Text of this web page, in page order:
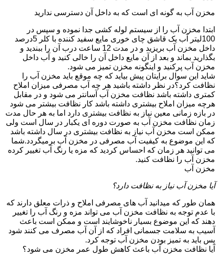
مخزن آب به گونه ای است که به داخل آن دسترسی ندارید
ابتدا مخزن آب را از سیستم لوله کشی جدا نموده و سپس در
100لیتر آب یک قاشق چای خوری مایع سفید کننده با کلر 5درصد
داخل مخزن آب بریزید و در مدت 12 ساعت درب آن را ببندید و
بگذارید بماند و بعد از آن مایع داخل آن را خالی کنید و آب داخل
مخزن آب پرکنید و اینگونه مخزن تمیز می شود.
شاید این سوال برایتان پیش بیاید که چه موقع باید مخزن آب را
نظافت کرد؟در نظر داشته باشید هر چه آب مصرفی میزان املاح
کمتری داشته باشد نظافت مخزن آب آسانتر می شود و در مقابل
هرچه میزان املاح بیشتری داشته باشد کار نظافت بیشتر می شود
در بازه زمانی معین نیاز به نظافت بیشتری دارد اما به هر حال مدت
زمان نظافت مخزن آب به صورت دوره ای یکبار در سال است ولی
ممکن است مخزن آب نیاز به نظافت بیشتری در سال داشته باشد
که این موضوع به کیفیت آب مصرفی در مخزن آب برمیگردد.شما
می توانید هر زمان که احساس کردید که مزه یا رنگ آب تغییر کرده
مخزن آب را نظافت کنید.
مخزن آب
آیا مخزن آب نیاز به نظافت دارد؟
همان طور که میدانید آب های مصرفی املاح و ذرات معلق دارند که
با عدم توجه به نظافت مخزن آب می تواند مزه و رنگ آب را تغییر
دهند که این موضوع بسیار ناخوشایند است و ممکن است باعث
آسیب به سلامت جسمانی افراد که از آن آب مصرف می کنند شود
پس باید به تمیز بودن مخزن آب توجه کرد.
آیا نظافت مخزن آب باعث کاهش طول عمر مخزن می شود؟